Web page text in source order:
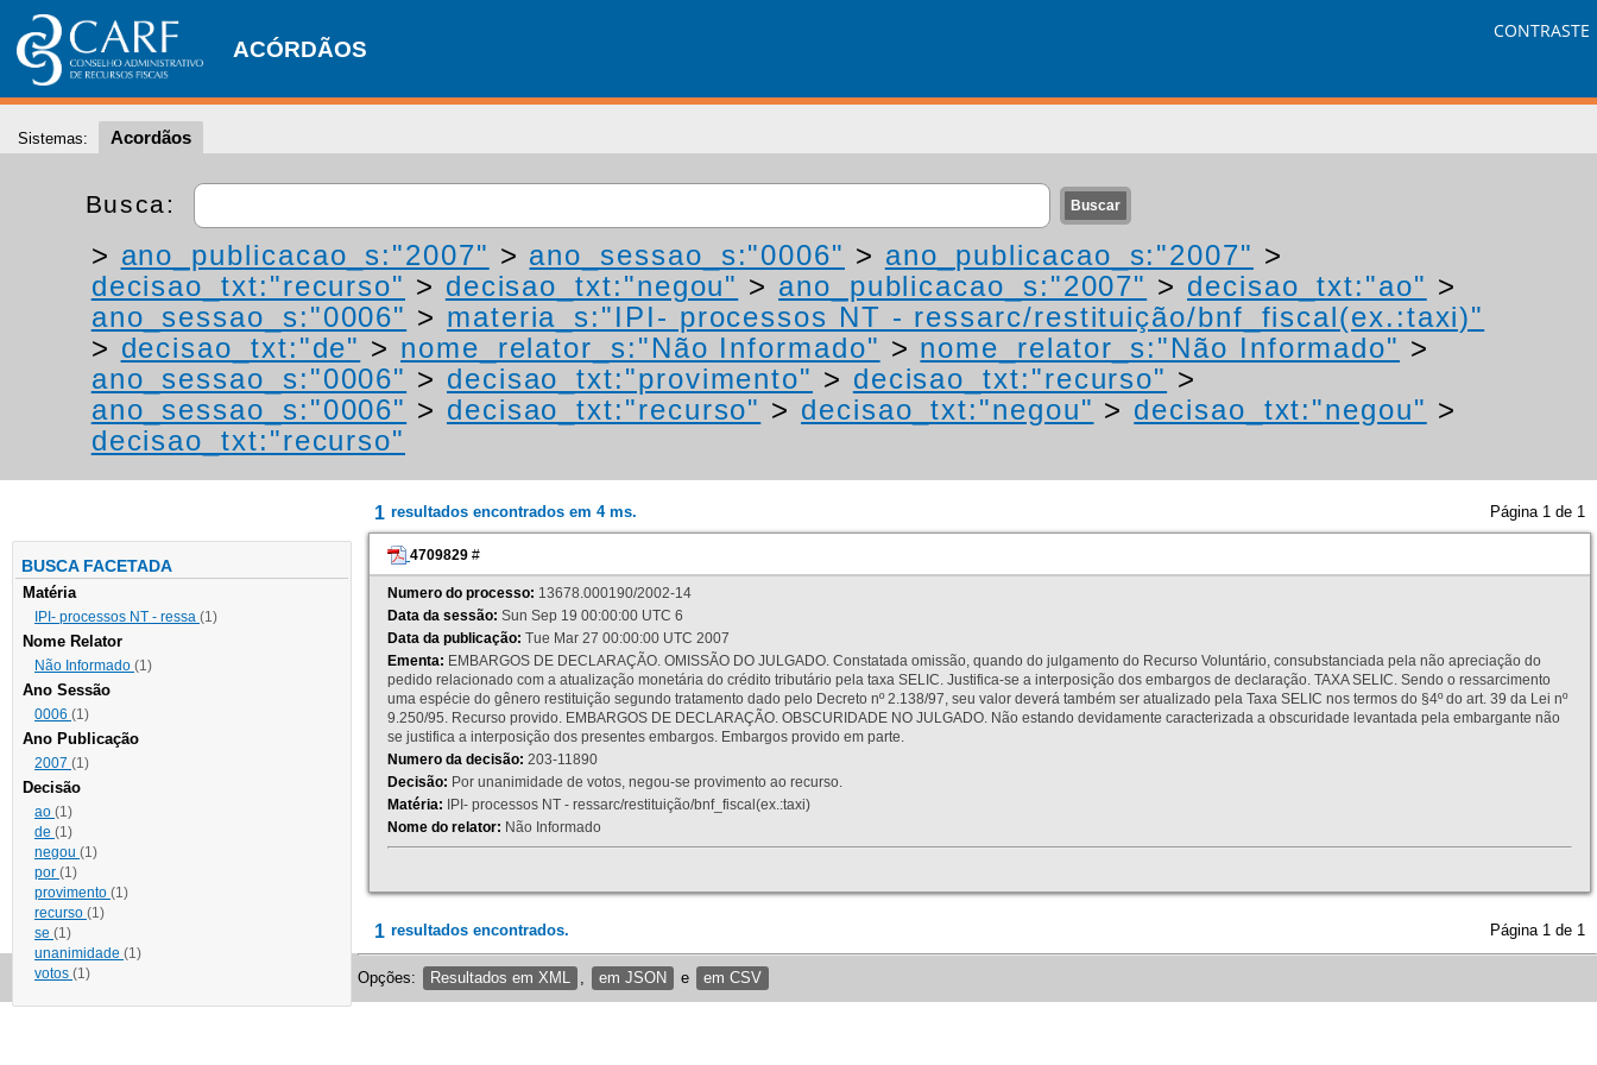
ACÓRDÃOS
CONTRASTE
Sistemas: Acordãos
Busca:
> ano_publicacao_s:"2007" > ano_sessao_s:"0006" > ano_publicacao_s:"2007" >
decisao_txt:"recurso" > decisao_txt:"negou" > ano_publicacao_s:"2007" > decisao_txt:"ao" >
ano_sessao_s:"0006" > materia_s:"IPI- processos NT - ressarc/restituição/bnf_fiscal(ex.:taxi)"
> decisao_txt:"de" > nome_relator_s:"Não Informado" > nome_relator_s:"Não Informado" >
ano_sessao_s:"0006" > decisao_txt:"provimento" > decisao_txt:"recurso" >
ano_sessao_s:"0006" > decisao_txt:"recurso" > decisao_txt:"negou" > decisao_txt:"negou" >
decisao_txt:"recurso"
BUSCA FACETADA
Matéria
IPI- processos NT - ressa (1)
Nome Relator
Não Informado (1)
Ano Sessão
0006 (1)
Ano Publicação
2007 (1)
Decisão
ao (1)
de (1)
negou (1)
por (1)
provimento (1)
recurso (1)
se (1)
unanimidade (1)
votos (1)
1 resultados encontrados em 4 ms. Página 1 de 1
4709829 #
Numero do processo: 13678.000190/2002-14
Data da sessão: Sun Sep 19 00:00:00 UTC 6
Data da publicação: Tue Mar 27 00:00:00 UTC 2007
Ementa: EMBARGOS DE DECLARAÇÃO. OMISSÃO DO JULGADO. Constatada omissão, quando do julgamento do Recurso Voluntário, consubstanciada pela não apreciação do
pedido relacionado com a atualização monetária do crédito tributário pela taxa SELIC. Justifica-se a interposição dos embargos de declaração. TAXA SELIC. Sendo o ressarcimento
uma espécie do gênero restituição segundo tratamento dado pelo Decreto nº 2.138/97, seu valor deverá também ser atualizado pela Taxa SELIC nos termos do §4º do art. 39 da Lei nº
9.250/95. Recurso provido. EMBARGOS DE DECLARAÇÃO. OBSCURIDADE NO JULGADO. Não estando devidamente caracterizada a obscuridade levantada pela embargante não
se justifica a interposição dos presentes embargos. Embargos provido em parte.
Numero da decisão: 203-11890
Decisão: Por unanimidade de votos, negou-se provimento ao recurso.
Matéria: IPI- processos NT - ressarc/restituição/bnf_fiscal(ex.:taxi)
Nome do relator: Não Informado
1 resultados encontrados. Página 1 de 1
Opções: Resultados em XML em JSON e em CSV